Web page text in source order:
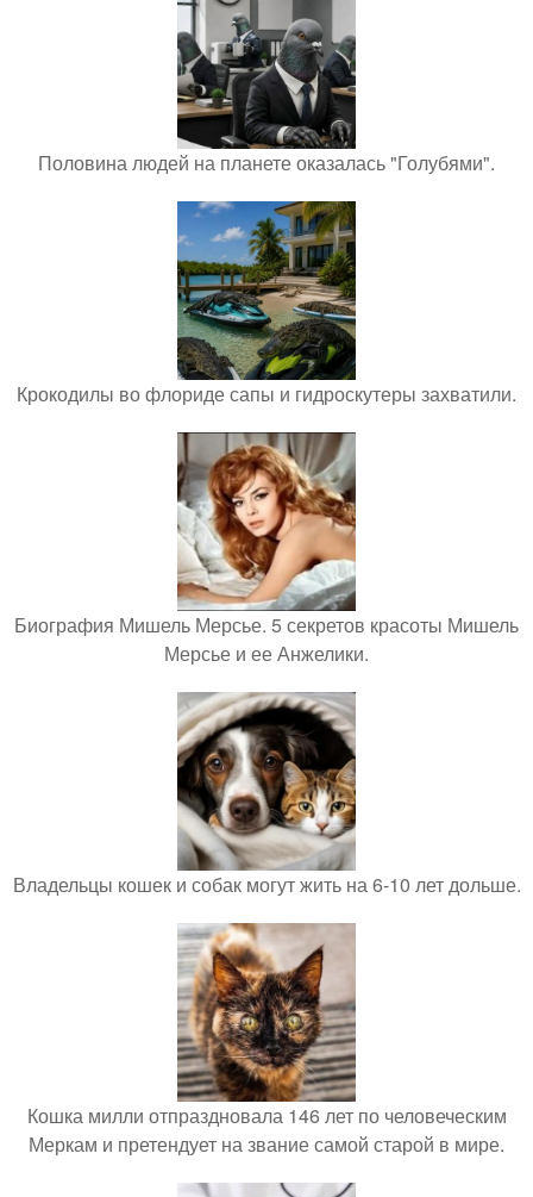
Половина людей на планете оказалась "Голубями".
Крокодилы во флориде сапы и гидроскутеры захватили.
Биография Мишель Мерсье. 5 секретов красоты Мишель
Мерсье и ее Анжелики.
Владельцы кошек и собак могут жить на 6-10 лет дольше.
Кошка милли отпраздновала 146 лет по человеческим
Меркам и претендует на звание самой старой в мире.